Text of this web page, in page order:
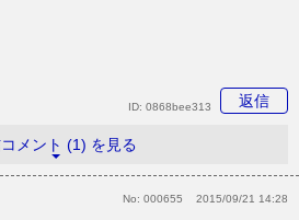
返信
ID: 0868bee313
メント (1) を見る
No: 000655 2015/09/21 14:28